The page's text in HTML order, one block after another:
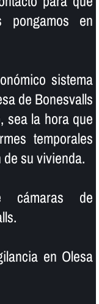
pongamos en
sistema
de Bonesvalls
sea la hora que
temporales
su vivienda.
cámaras de
en Olesa